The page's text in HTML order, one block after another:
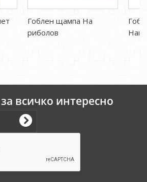
Гоблен щампа На
риболов
всичко интересно